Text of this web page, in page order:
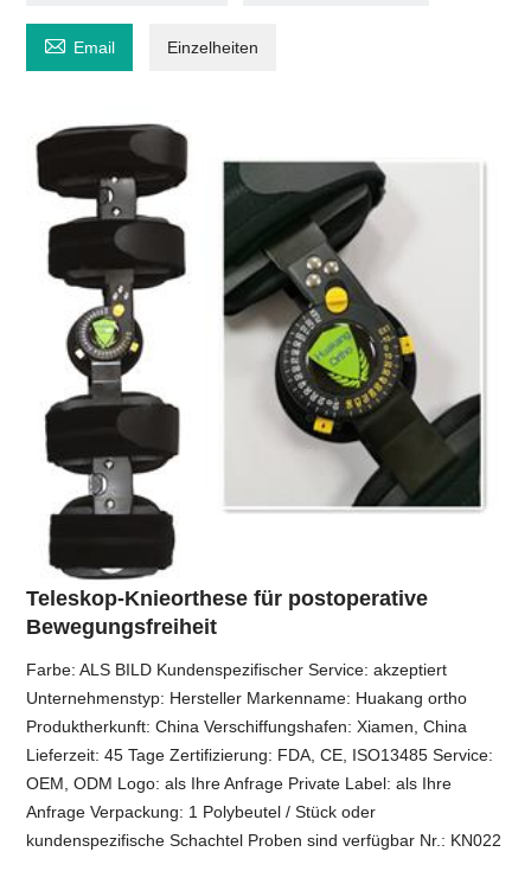
 Email Einzelheiten
Teleskop-Knieorthese für postoperative
Bewegungsfreiheit
Farbe: ALS BILD Kundenspezifischer Service: akzeptiert
Unternehmenstyp: Hersteller Markenname: Huakang ortho
Produktherkunft: China Verschiffungshafen: Xiamen, China
Lieferzeit: 45 Tage Zertifizierung: FDA, CE, ISO13485 Service:
OEM, ODM Logo: als Ihre Anfrage Private Label: als Ihre
Anfrage Verpackung: 1 Polybeutel / Stück oder
kundenspezifische Schachtel Proben sind verfügbar Nr.: KN022